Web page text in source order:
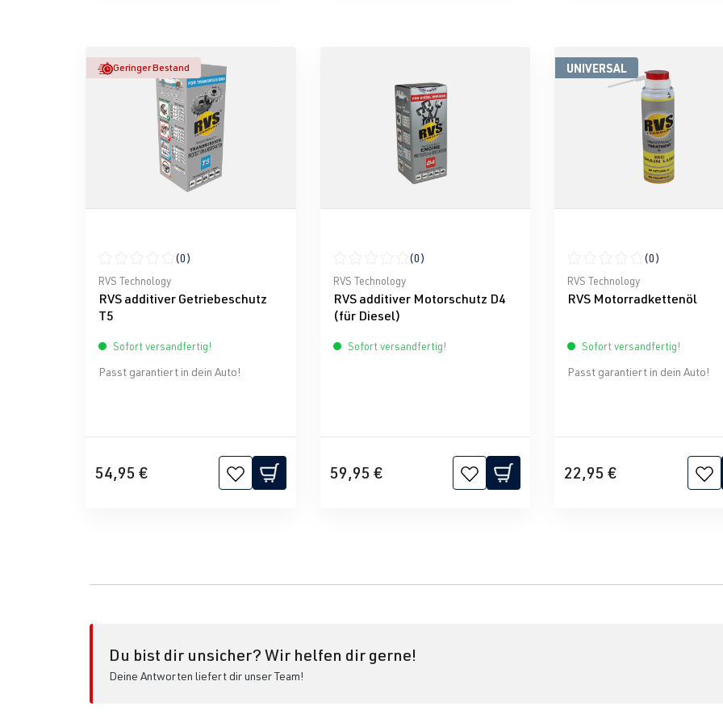
Geringer Bestand
Durchschnittliche Bewertung von 0 von 5 Sternen
(0)
RVS Technology
RVS additiver Getriebeschutz
T5
Sofort versandfertig!
Passt garantiert in dein Auto!
54,95 €
Durchschnittliche Bewertung von 0 von 5 Sternen
(0)
RVS Technology
RVS additiver Motorschutz D4
(für Diesel)
Sofort versandfertig!
59,95 €
UNIVERSAL
Durchschnittliche
(0)
RVS Technology
RVS Motorradkettenöl
Sofort versandfertig!
Passt garantiert in dein Auto!
22,95 €
Du bist dir unsicher? Wir helfen dir gerne!
Deine Antworten liefert dir unser Team!